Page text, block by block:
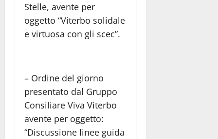
Stelle, avente per
oggetto “Viterbo solidale
e virtuosa con gli scec”.
– Ordine del giorno
presentato dal Gruppo
Consiliare Viva Viterbo
avente per oggetto:
“Discussione linee guida